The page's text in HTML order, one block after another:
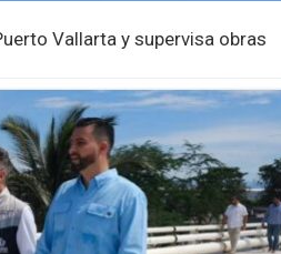
Vallarta y supervisa obras